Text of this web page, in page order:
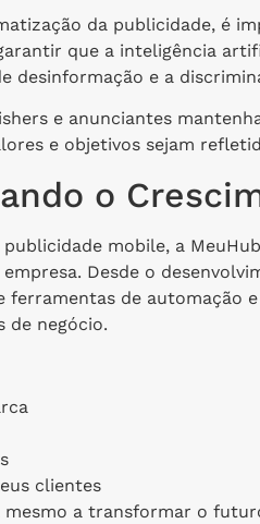
da publicidade, é
que a inteligência
desinformação e a
e anunciantes
e objetivos sejam
o
mobile, a
Desde o
de automação
de negócio.
clientes
a transformar o